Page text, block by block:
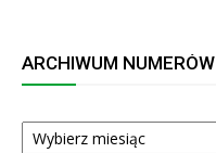
ARCHIWUM NUMERÓW
ARCHIWUM
NUMERÓW